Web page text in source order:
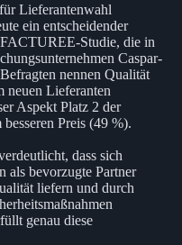
Lieferantenwahl
ein entscheidender
Studie, die in
Caspar-
nennen Qualität
neuen Lieferanten
Aspekt Platz 2 der
Preis (49 %).
dass sich
als bevorzugte Partner
liefern und durch
genau diese